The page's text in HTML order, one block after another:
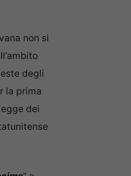
non si
degli
la prima
dei